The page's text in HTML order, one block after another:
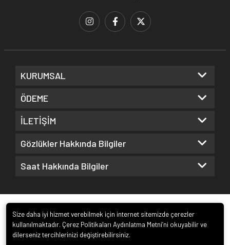
KURUMSAL
ÖDEME
İLETİŞİM
Gözlükler Hakkında Bilgiler
Saat Hakkında Bilgiler
Size daha iyi hizmet verebilmek için internet sitemizde çerezler
kullanılmaktadır. Çerez Politikaları Aydınlatma Metni’ni okuyabilir ve
dilerseniz tercihlerinizi değiştirebilirsiniz.